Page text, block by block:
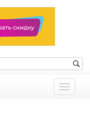
Показать
меню